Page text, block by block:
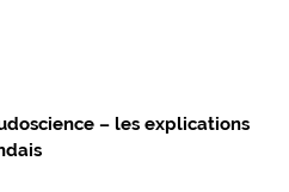
– les explications